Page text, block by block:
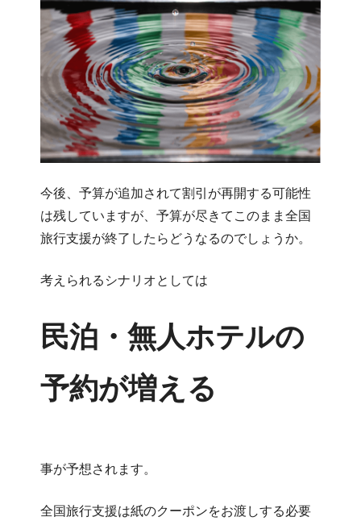
今後、予算が追加されて割引が再開する可能性
は残していますが、予算が尽きてこのまま全国
旅行支援が終了したらどうなるのでしょうか。
考えられるシナリオとしては
民泊・無人ホテルの
予約が増える
事が予想されます。
全国旅行支援は紙のクーポンをお渡しする必要